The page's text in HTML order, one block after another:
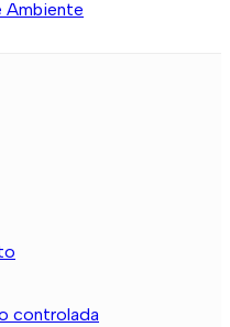
controlada